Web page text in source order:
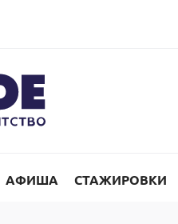
АФИША СТАЖИРОВКИ